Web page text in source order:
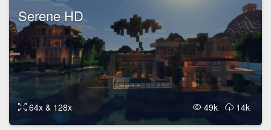
Serene HD
64x & 128x 49k 14k